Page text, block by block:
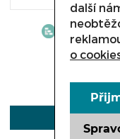
další
o